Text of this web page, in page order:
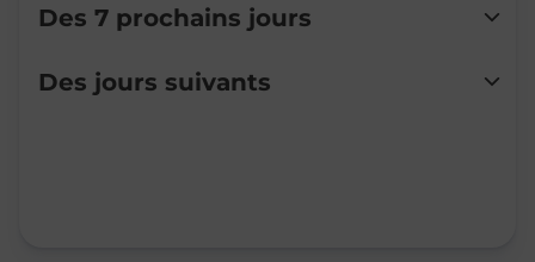
Des 7 prochains jours
Lundi
Fermé
Des jours suivants